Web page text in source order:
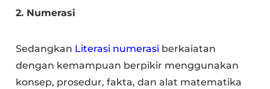
2. Numerasi
Sedangkan Literasi numerasi berkaiatan
dengan kemampuan berpikir menggunakan
konsep, prosedur, fakta, dan alat matematika